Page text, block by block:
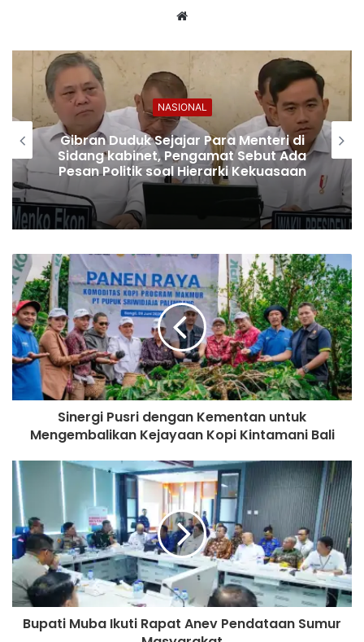
Website
NASIONAL
Gibran Duduk Sejajar Para Menteri di
Sidang kabinet, Pengamat Sebut Ada
Pesan Politik soal Hierarki Kekuasaan
Sinergi Pusri dengan Kementan untuk
Mengembalikan Kejayaan Kopi Kintamani Bali
Bupati Muba Ikuti Rapat Anev Pendataan Sumur